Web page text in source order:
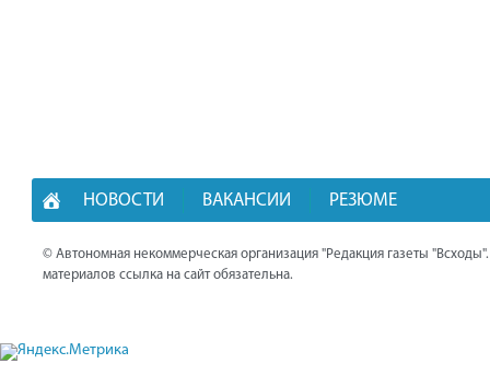
НОВОСТИ ВАКАНСИИ РЕЗЮМЕ
© Автономная некоммерческая организация "Редакция газеты
материалов ссылка на сайт обязательна.